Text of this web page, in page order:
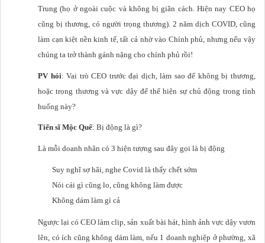
Trung (họ ở ngoài cuộc và không bị giãn cách. Hiện nay CEO họ
cũng bị thương, có người trọng thương). 2 năm dịch COVID, cũng
làm cạn kiệt nền kinh tế, tất cả nhờ vào Chính phủ, nhưng nếu vậy
chúng ta trở thành gánh nặng cho chính phủ rồi!
PV hỏi: Vai trò CEO trước đại dịch, làm sao để không bị thương,
hoặc trọng thương và vực dậy để thể hiện sự chủ động trong tình
huống này?
Tiến sĩ Mộc Quế: Bị động là gì?
Là mỗi doanh nhân có 3 hiện tượng sau đây gọi là bị động
Suy nghĩ sợ hãi, nghe Covid là thấy chết sớm
Nói cái gì cũng lo, cũng không làm được
Không dám làm gì cả
Ngược lại có CEO làm clip, sản xuất bài hát, hình ảnh vực dậy vươn
lên, có ích cũng không dám làm, nếu 1 doanh nghiệp ở phường, xã